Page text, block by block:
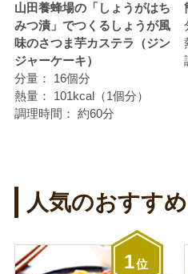
山田養蜂場の「しょうがはち
みつ漬」でつくるしょうが風
味のさつま芋カステラ（ジン
ジャーケーキ）
分量：
16個分
熱量：
101kcal（1個分）
調理時間： 約60分
人気のおすす
1位